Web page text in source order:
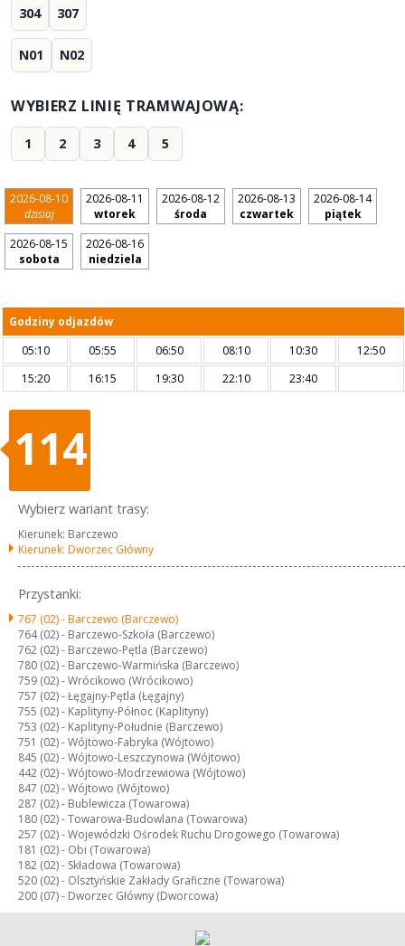
304 307
N01 N02
WYBIERZ LINIĘ TRAMWAJOWĄ:
1 2 3 4 5
2026-08-10
dzisiaj
2026-08-11
wtorek
2026-08-12
środa
2026-08-13
czwartek
2026-08-14
piątek
2026-08-15
sobota
2026-08-16
niedziela
Godziny odjazdów
05:10
05:55 06:50 08:10 10:30
12:50
15:20
16:15 19:30 22:10 23:40
114
Wybierz wariant trasy:
Kierunek: Barczewo
Kierunek: Dworzec Główny
Przystanki:
767 (02) -Barczewo (Barczewo)
764 (02) - Barczewo-Szkoła (Barczewo)
762 (02) - Barczewo-Pętla (Barczewo)
780 (02) - Barczewo-Warmińska (Barczewo)
759 (02) -Wrócikowo (Wrócikowo)
757 (02) -Łęgajny-Pętla (Łęgajny)
755 (02) - Kaplityny-Północ (Kaplityny)
753 (02) - Kaplityny-Południe (Barczewo)
751 (02) -Wójtowo-Fabryka (Wójtowo)
845 (02) -Wójtowo-Leszczynowa (Wójtowo)
442 (02) -Wójtowo-Modrzewiowa (Wójtowo)
847 (02) -Wójtowo (Wójtowo)
287 (02) - Bublewicza (Towarowa)
180 (02) -Towarowa-Budowlana (Towarowa)
257 (02) -Wojewódzki Ośrodek Ruchu Drogowego (Towarowa)
181 (02) - Obi (Towarowa)
182 (02) - Składowa (Towarowa)
520 (02) - Olsztyńskie Zakłady Graficzne (Towarowa)
200 (07) - Dworzec Główny (Dworcowa)